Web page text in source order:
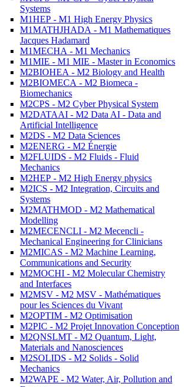
Systems
M1HEP - M1 High Energy Physics
M1MATHJHADA - M1 Mathematiques
Jacques Hadamard
M1MECHA - M1 Mechanics
M1MIE - M1 MIE - Master in Economics
M2BIOHEA - M2 Biology and Health
M2BIOMECA - M2 Biomeca -
Biomechanics
M2CPS - M2 Cyber Physical System
M2DATAAI - M2 Data AI - Data and
Artificial Intelligence
M2DS - M2 Data Sciences
M2ENERG - M2 Énergie
M2FLUIDS - M2 Fluids - Fluid
Mechanics
M2HEP - M2 High Energy physics
M2ICS - M2 Integration, Circuits and
Systems
M2MATHMOD - M2 Mathematical
Modelling
M2MECENCLI - M2 Mecencli -
Mechanical Engineering for Clinicians
M2MICAS - M2 Machine Learning,
Communications and Security
M2MOCHI - M2 Molecular Chemistry
and Interfaces
M2MSV - M2 MSV - Mathématiques
pour les Sciences du Vivant
M2OPTIM - M2 Optimisation
M2PIC - M2 Projet Innovation Conception
M2QNSLMT - M2 Quantum, Light,
Materials and Nanosciences
M2SOLIDS - M2 Solids - Solid
Mechanics
M2WAPE - M2 Water, Air, Pollution and